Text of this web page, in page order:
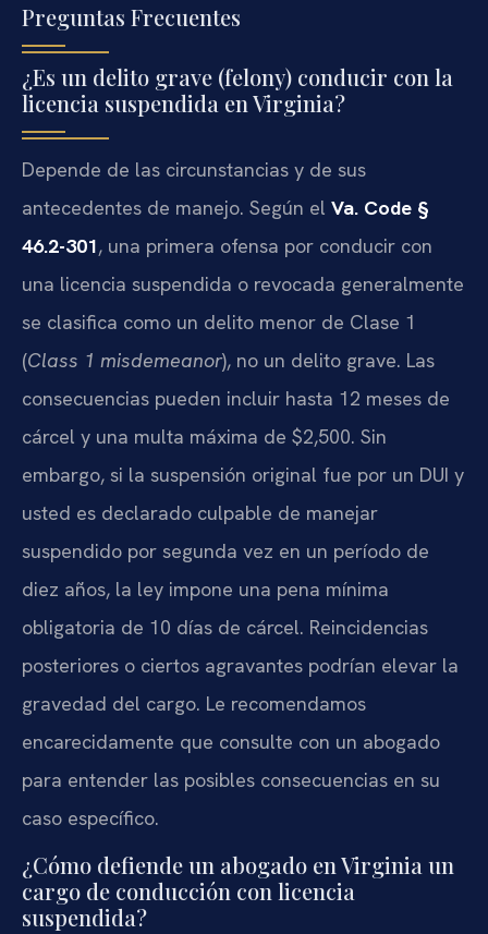
Preguntas Frecuentes
¿Es un delito grave (felony) conducir con la
licencia suspendida en Virginia?
Depende de las circunstancias y de sus
antecedentes de manejo. Según el Va. Code §
46.2-301, una primera ofensa por conducir con
una licencia suspendida o revocada generalmente
se clasifica como un delito menor de Clase 1
(Class 1 misdemeanor), no un delito grave. Las
consecuencias pueden incluir hasta 12 meses de
cárcel y una multa máxima de $2,500. Sin
embargo, si la suspensión original fue por un DUI y
usted es declarado culpable de manejar
suspendido por segunda vez en un período de
diez años, la ley impone una pena mínima
obligatoria de 10 días de cárcel. Reincidencias
posteriores o ciertos agravantes podrían elevar la
gravedad del cargo. Le recomendamos
encarecidamente que consulte con un abogado
para entender las posibles consecuencias en su
caso específico.
¿Cómo defiende un abogado en Virginia un
cargo de conducción con licencia
suspendida?